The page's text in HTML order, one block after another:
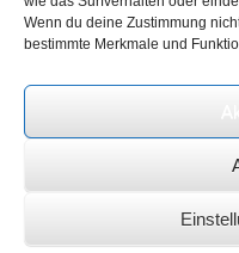
Wenn du deine Zustimmung
bestimmte Merkmale und
SZ-
….